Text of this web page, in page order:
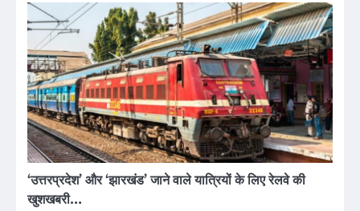
‘उत्तरप्रदेश’ और ‘झारखंड’ जाने वाले यात्रियों के लिए रेलवे की
खुशखबरी…